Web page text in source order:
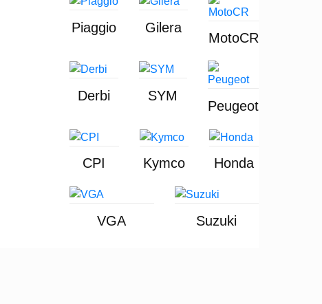
Piaggio Gilera
MotoCR
Derbi SYM
Peugeot
CPI Kymco Honda
VGA Suzuki